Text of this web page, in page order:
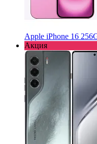
Apple iPhone 16
Акция